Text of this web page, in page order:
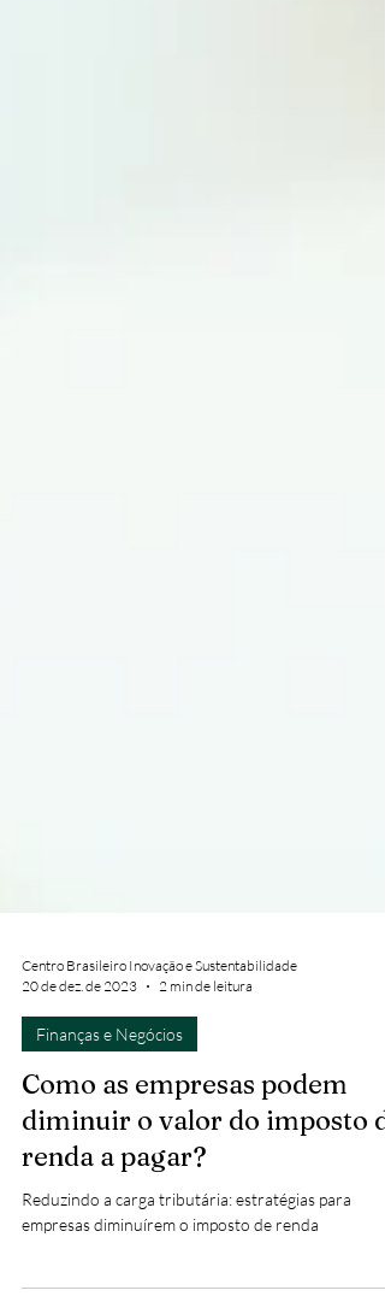
Centro Brasileiro Inovação e Sustentabilidade
20 de dez. de 2023
Finanças e Negócios
Como as empresas podem
diminuir o valor do imposto
renda a pagar?
Reduzindo a carga tributária: estratégias para